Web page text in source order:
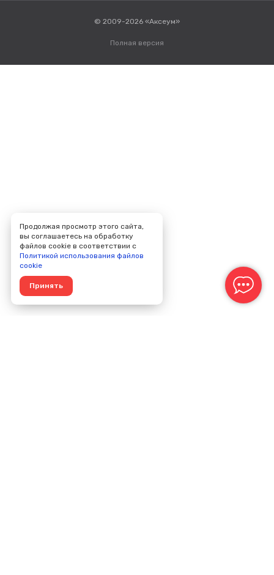
© 2009-2026 «Аксеум»
Полная версия
Продолжая просмотр этого сайта,
вы соглашаетесь на обработку
файлов cookie в соответствии с
Политикой использования файлов
cookie
Принять